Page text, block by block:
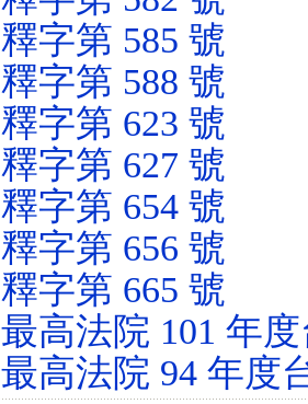
釋字第 585 號
釋字第 588 號
釋字第 623 號
釋字第 627 號
釋字第 654 號
釋字第 656 號
釋字第 665 號
最高法院 101 年
最高法院 94 年度